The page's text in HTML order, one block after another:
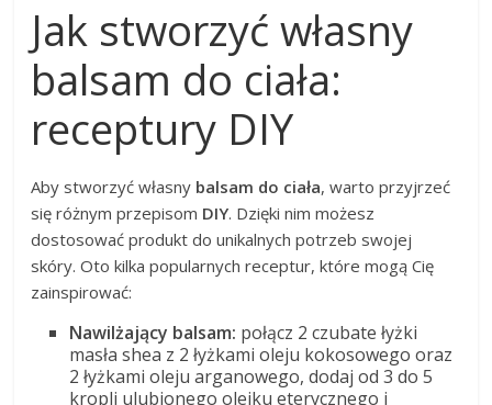
Jak stworzyć własny
balsam do ciała:
receptury DIY
Aby stworzyć własny balsam do ciała, warto przyjrzeć
się różnym przepisom DIY. Dzięki nim możesz
dostosować produkt do unikalnych potrzeb swojej
skóry. Oto kilka popularnych receptur, które mogą Cię
zainspirować:
Nawilżający balsam: połącz 2 czubate łyżki
masła shea z 2 łyżkami oleju kokosowego oraz
2 łyżkami oleju arganowego, dodaj od 3 do 5
kropli ulubionego olejku eterycznego i